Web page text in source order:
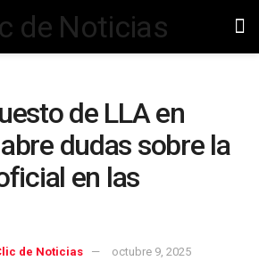
de LLA en
dudas sobre la
en las
de Noticias octubre 9, 2025